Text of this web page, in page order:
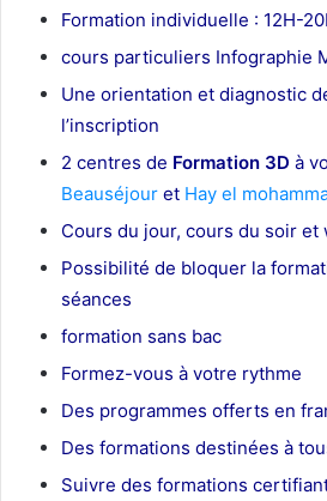
Formation individuelle : 12H-
cours particuliers Infographie
Une orientation et diagnostic
l’inscription
2 centres de Formation 3D à
Beauséjour et Hay el
Cours du jour, cours du soir et
Possibilité de bloquer la
séances
formation sans bac
Formez-vous à votre rythme
Des programmes offerts en
Des formations destinées à
Suivre des formations